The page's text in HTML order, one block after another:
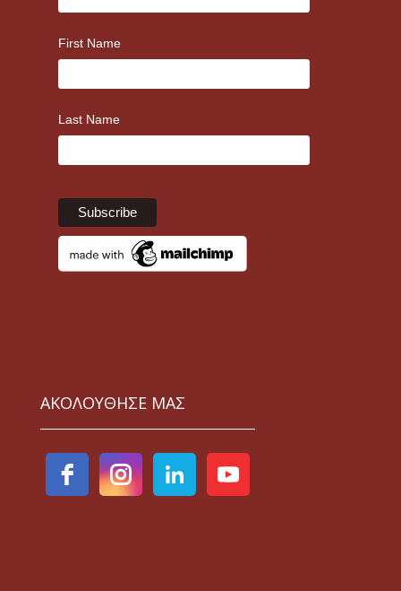
First Name
Last Name
ΑΚΟΛΟΥΘΗΣΕ ΜΑΣ